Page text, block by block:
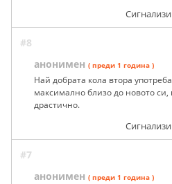
#8
анонимен ( преди 1 година )
Най добрата кола втора
максимално близо до новото
драстично.
#7
анонимен ( преди 1 година )